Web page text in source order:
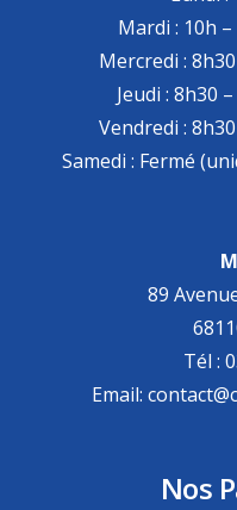
Mardi : 10h
Mercredi :
Jeudi : 8h30
Vendredi :
Samedi : Fermé
89
Tél :
Email:
Nos